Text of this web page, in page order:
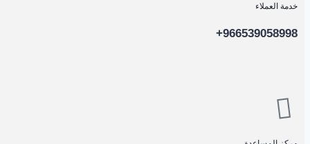
خدمة العملاء
966539058998+